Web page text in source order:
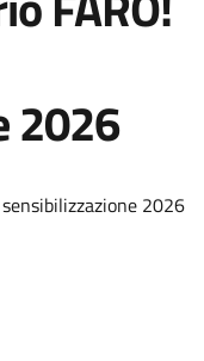
2026
2026